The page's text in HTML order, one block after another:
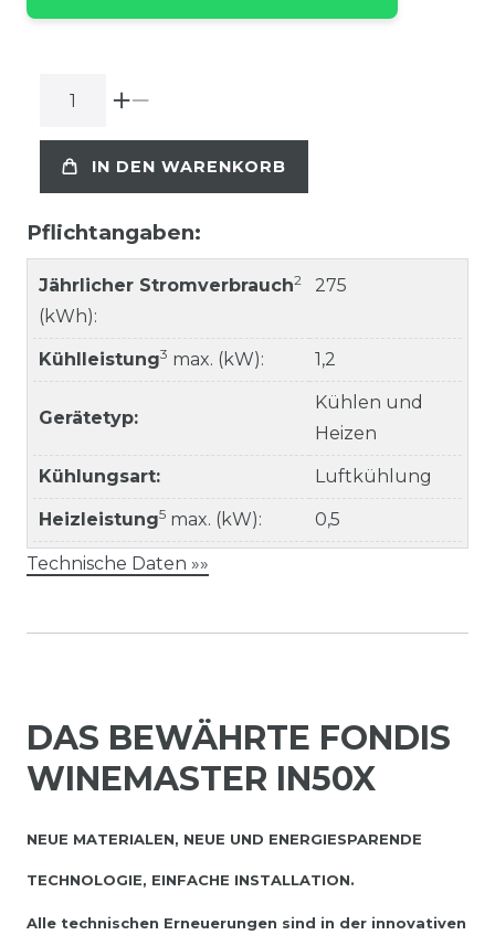
IN DEN WARENKORB
Pflichtangaben:
Jährlicher Stromverbrauch2
(kWh):
275
Kühlleistung3 max. (kW): 1,2
Gerätetyp:
Kühlen und
Heizen
Kühlungsart: Luftkühlung
Heizleistung5 max. (kW): 0,5
Technische Daten »»
DAS BEWÄHRTE FONDIS
WINEMASTER IN50X
NEUE MATERIALEN, NEUE UND ENERGIESPARENDE
TECHNOLOGIE, EINFACHE INSTALLATION.
Alle technischen Erneuerungen sind in der innovativen